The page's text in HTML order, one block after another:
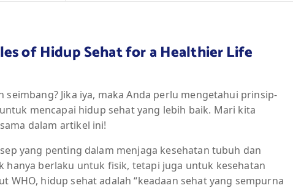
of Hidup Sehat for a Healthier Life
Jika iya, maka Anda perlu mengetahui prinsip-
mencapai hidup sehat yang lebih baik. Mari kita
dalam artikel ini!
yang penting dalam menjaga kesehatan tubuh dan
hanya berlaku untuk fisik, tetapi juga untuk kesehatan
WHO, hidup sehat adalah “keadaan sehat yang sempurna